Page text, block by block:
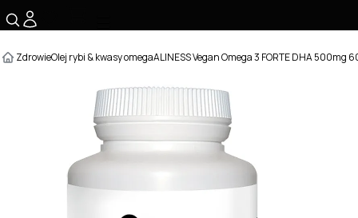
ZdrowieOlej rybi & kwasy omegaALINESS Vegan Omega 3 FORTE DHA 500mg